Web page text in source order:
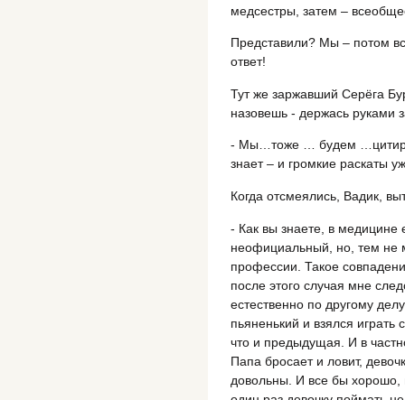
медсестры, затем –
Представили? Мы – потом
ответ!
Тут же заржавший Серёга
назовешь - держась руками
- Мы…тоже … будем
знает – и громкие раскаты
Когда отсмеялись, Вадик,
- Как вы знаете, в медицине
неофициальный, но, тем не
профессии. Такое
после этого случая мне
естественно по другому
пьяненький и взялся играть
что и предыдущая. И в
Папа бросает и ловит,
довольны. И все бы хорошо,